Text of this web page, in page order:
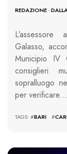
REDAZIONE-
Galasso,
Municipio IV
consiglieri
sopralluogo
per verificare…
TAGS: #BARI #